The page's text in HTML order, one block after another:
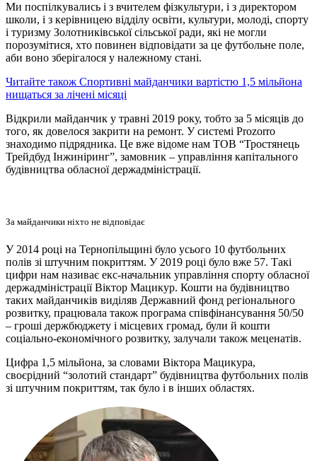
Ми поспілкувались і з вчителем фізкультури, і з директором
школи, і з керівницею відділу освіти, культури, молоді, спорту
і туризму Золотниківської сільської ради, які не могли
порозумітися, хто повинен відповідати за це футбольне поле,
аби воно зберігалося у належному стані.
Читайте також Спортивні майданчики вартістю 1,5 мільйона
нищаться за лічені місяці
Відкрили майданчик у травні 2019 року, тобто за 5 місяців до
того, як довелося закрити на ремонт. У системі Prozorro
знаходимо підрядника. Це вже відоме нам ТОВ “Тростянець
Трейдбуд Інжиніринг”, замовник – управління капітального
будівництва обласної держадміністрації.
За майданчики ніхто не відповідає
У 2014 році на Тернопільщині було усього 10 футбольних
полів зі штучним покриттям. У 2019 році було вже 57. Такі
цифри нам називає екс-начальник управління спорту обласної
держадміністрації Віктор Мацикур. Кошти на будівництво
таких майданчиків виділяв Державний фонд регіонального
розвитку, працювала також програма співфінансування 50/50
– гроші держбюджету і місцевих громад, були й кошти
соціально-економічного розвитку, залучали також меценатів.
Цифра 1,5 мільйона, за словами Віктора Мацикура,
своєрідний “золотий стандарт” будівництва футбольних полів
зі штучним покриттям, так було і в інших областях.